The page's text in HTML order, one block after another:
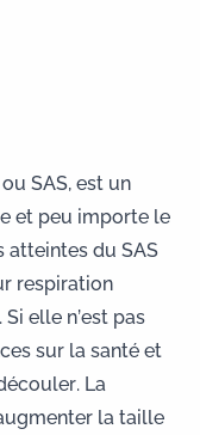
SAS, est un
et peu importe le
atteintes du SAS
respiration
elle n’est pas
sur la santé et
La
la taille